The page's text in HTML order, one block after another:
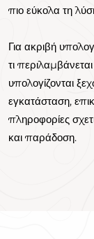
πιο εύκολα τη
Για ακριβή
τι
υπολογίζονται
εγκατάσταση,
πληροφορίες
και παράδοση.